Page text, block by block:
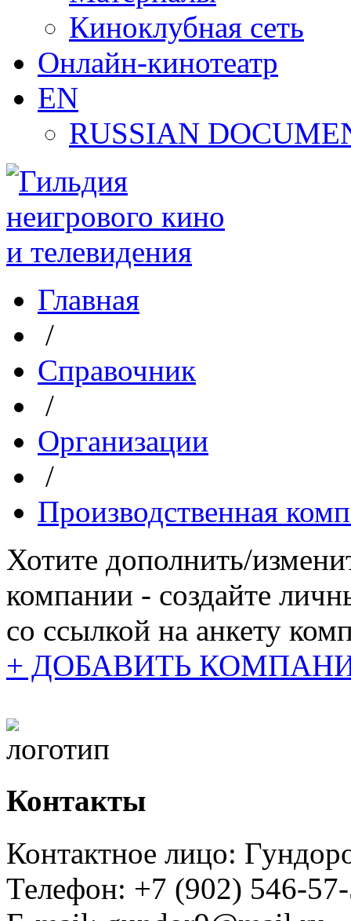
Киноклубная сеть
Онлайн-кинотеатр
EN
RUSSIAN
Главная
/
Справочник
/
Организации
/
Производственная
Хотите дополнить/
компании - создайте
cо ссылкой на анкету
+ ДОБАВИТЬ
Контакты
Контактное лицо:
Телефон: +7 (902) 546-